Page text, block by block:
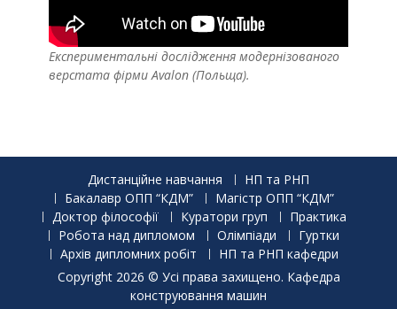
Експериментальні дослідження модернізованого
верстата фірми Avalon (Польща).
Дистанційне навчання
НП та РНП
Бакалавр ОПП “КДМ”
Магістр ОПП “КДМ”
Доктор філософії
Куратори груп
Практика
Робота над дипломом
Олімпіади
Гуртки
Архів дипломних робіт
НП та РНП кафедри
Copyright 2026 © Усі права захищено. Кафедра
конструювання машин